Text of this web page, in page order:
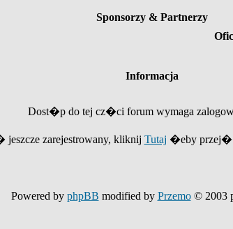
Sponsorzy & Partnerzy
Informacja
Dost�p do tej cz�ci forum wymaga
zarejestrowany, kliknij Tutaj �eby
Powered by phpBB modified by Przemo© 2003